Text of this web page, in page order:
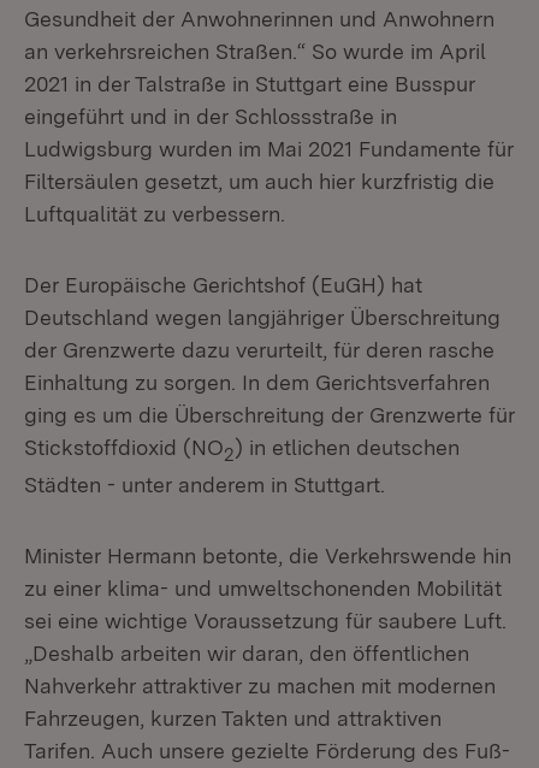
Gesundheit der Anwohnerinnen und Anwohnern
an verkehrsreichen Straßen.“ So wurde im April
2021 in der Talstraße in Stuttgart eine Busspur
eingeführt und in der Schlossstraße in
Ludwigsburg wurden im Mai 2021 Fundamente für
Filtersäulen gesetzt, um auch hier kurzfristig die
Luftqualität zu verbessern.
Der Europäische Gerichtshof (EuGH) hat
Deutschland wegen langjähriger Überschreitung
der Grenzwerte dazu verurteilt, für deren rasche
Einhaltung zu sorgen. In dem Gerichtsverfahren
ging es um die Überschreitung der Grenzwerte für
Stickstoffdioxid (NO2) in etlichen deutschen
Städten - unter anderem in Stuttgart.
Minister Hermann betonte, die Verkehrswende hin
zu einer klima- und umweltschonenden Mobilität
sei eine wichtige Voraussetzung für saubere Luft.
„Deshalb arbeiten wir daran, den öffentlichen
Nahverkehr attraktiver zu machen mit modernen
Fahrzeugen, kurzen Takten und attraktiven
Tarifen. Auch unsere gezielte Förderung des Fuß-